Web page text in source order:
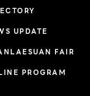
UPDATE
FAIR
PROGRAM